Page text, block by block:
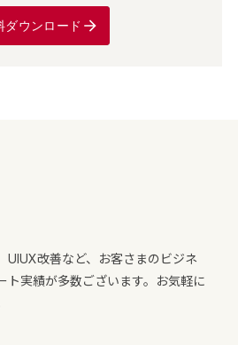
ダウンロード
UIUX改善など、お客さまのビジネ
ト実績が多数ございます。お気軽に